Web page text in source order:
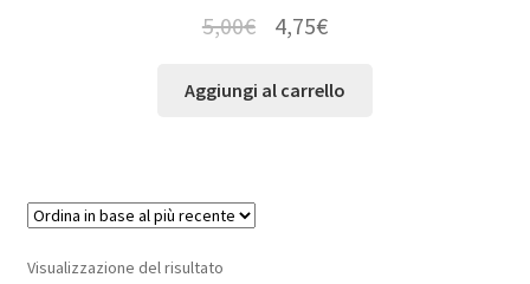
5,00€ 4,75€
Aggiungi al carrello
Visualizzazione del risultato